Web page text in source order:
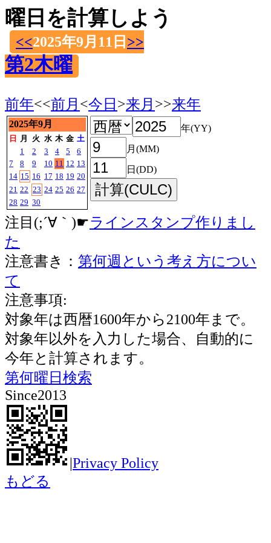
曜日を計算しよう
<<2025年9月11日 >>
第2木曜
前年<<前月 <今日 >来月 >>来年
2025年9月
日 月 火 水 木 金 土
1
2 3 4 5
6
7
8 9 10 11 12 13
14 15 16 17 18 19 20
21 22 23 24 25 26 27
28 29 30
年(YY)
月(MM)
日(DD)
注目(;´∀｀)☛ラインスタンプ作りまし
た
注意書き： 第何週という考え方につい
て
注意事項:
対象年は西暦1600年から2100年まで。
対象年以外を入力した場合、自動的に
今年と計算されます。
第何曜日検索
Since2013
|Privacy Policy
もどる